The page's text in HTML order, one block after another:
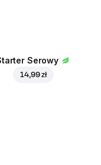
Serowy
14,99 zł